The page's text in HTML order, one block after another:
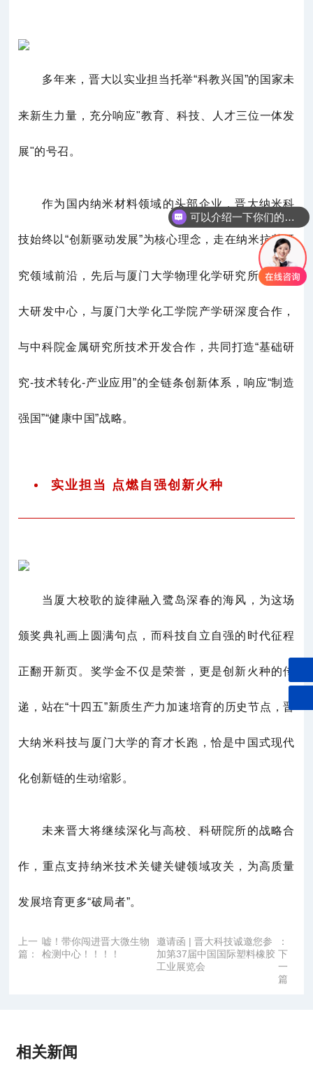
多年来， 晋大 以实业担当托举“科教兴国”的国家未
来新生力量，充分响应"教育、科技、人才三位一体发
展"的号召。
作为国内纳米材料领域的头部企业，晋大纳米科
技始终以“创新驱动发展”为核心理念，走在纳米抗菌研
究领域前沿，先后与厦门大学物理化学研究所成立晋
大研发中心，与厦门大学化工学院产学研深度合作，
与中科院金属研究所技术开发合作，共同打造“基础研
究-技术转化-产业应用”的全链条创新体系，响应“制造
强国”“健康中国”战略。
实业担当 点燃自强创新火种
当厦大校歌的旋律融入鹭岛深春的海风，为这场
颁奖典礼画上圆满句点，而科技自立自强的时代征程
正翻开新页。奖学金不仅是荣誉，更是创新火种的传
递，站在“十四五”新质生产力加速培育的历史节点，晋
大纳米科技与厦门大学的育才长跑，恰是中国式现代
化创新链的生动缩影。
未来晋大将继续深化与高校、科研院所的战略合
作，重点支持纳米技术关键关键领域攻关，为高质量
发展培育更多“破局者”。
上一
篇：
嘘！带你闯进晋大微生物
检测中心！！！！
邀请函 | 晋大科技诚邀您参
加第37届中国国际塑料橡胶
工业展览会
：
下
一
篇
相关新闻
可以介绍一下你们的抗菌产品吗